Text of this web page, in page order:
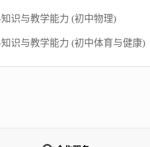
识与教学能力 (初中物理)
识与教学能力 (初中体育与健康)